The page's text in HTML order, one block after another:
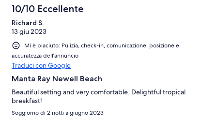
10/10 Eccellente
Richard S.
13 giu 2023
Mi è piaciuto: Pulizia, check-in, comunicazione, posizione e
accuratezza dell’annuncio
Traduci con Google
Manta Ray Newell Beach
Beautiful setting and very comfortable. Delightful tropical
breakfast!
Soggiorno di 2 notti a giugno 2023